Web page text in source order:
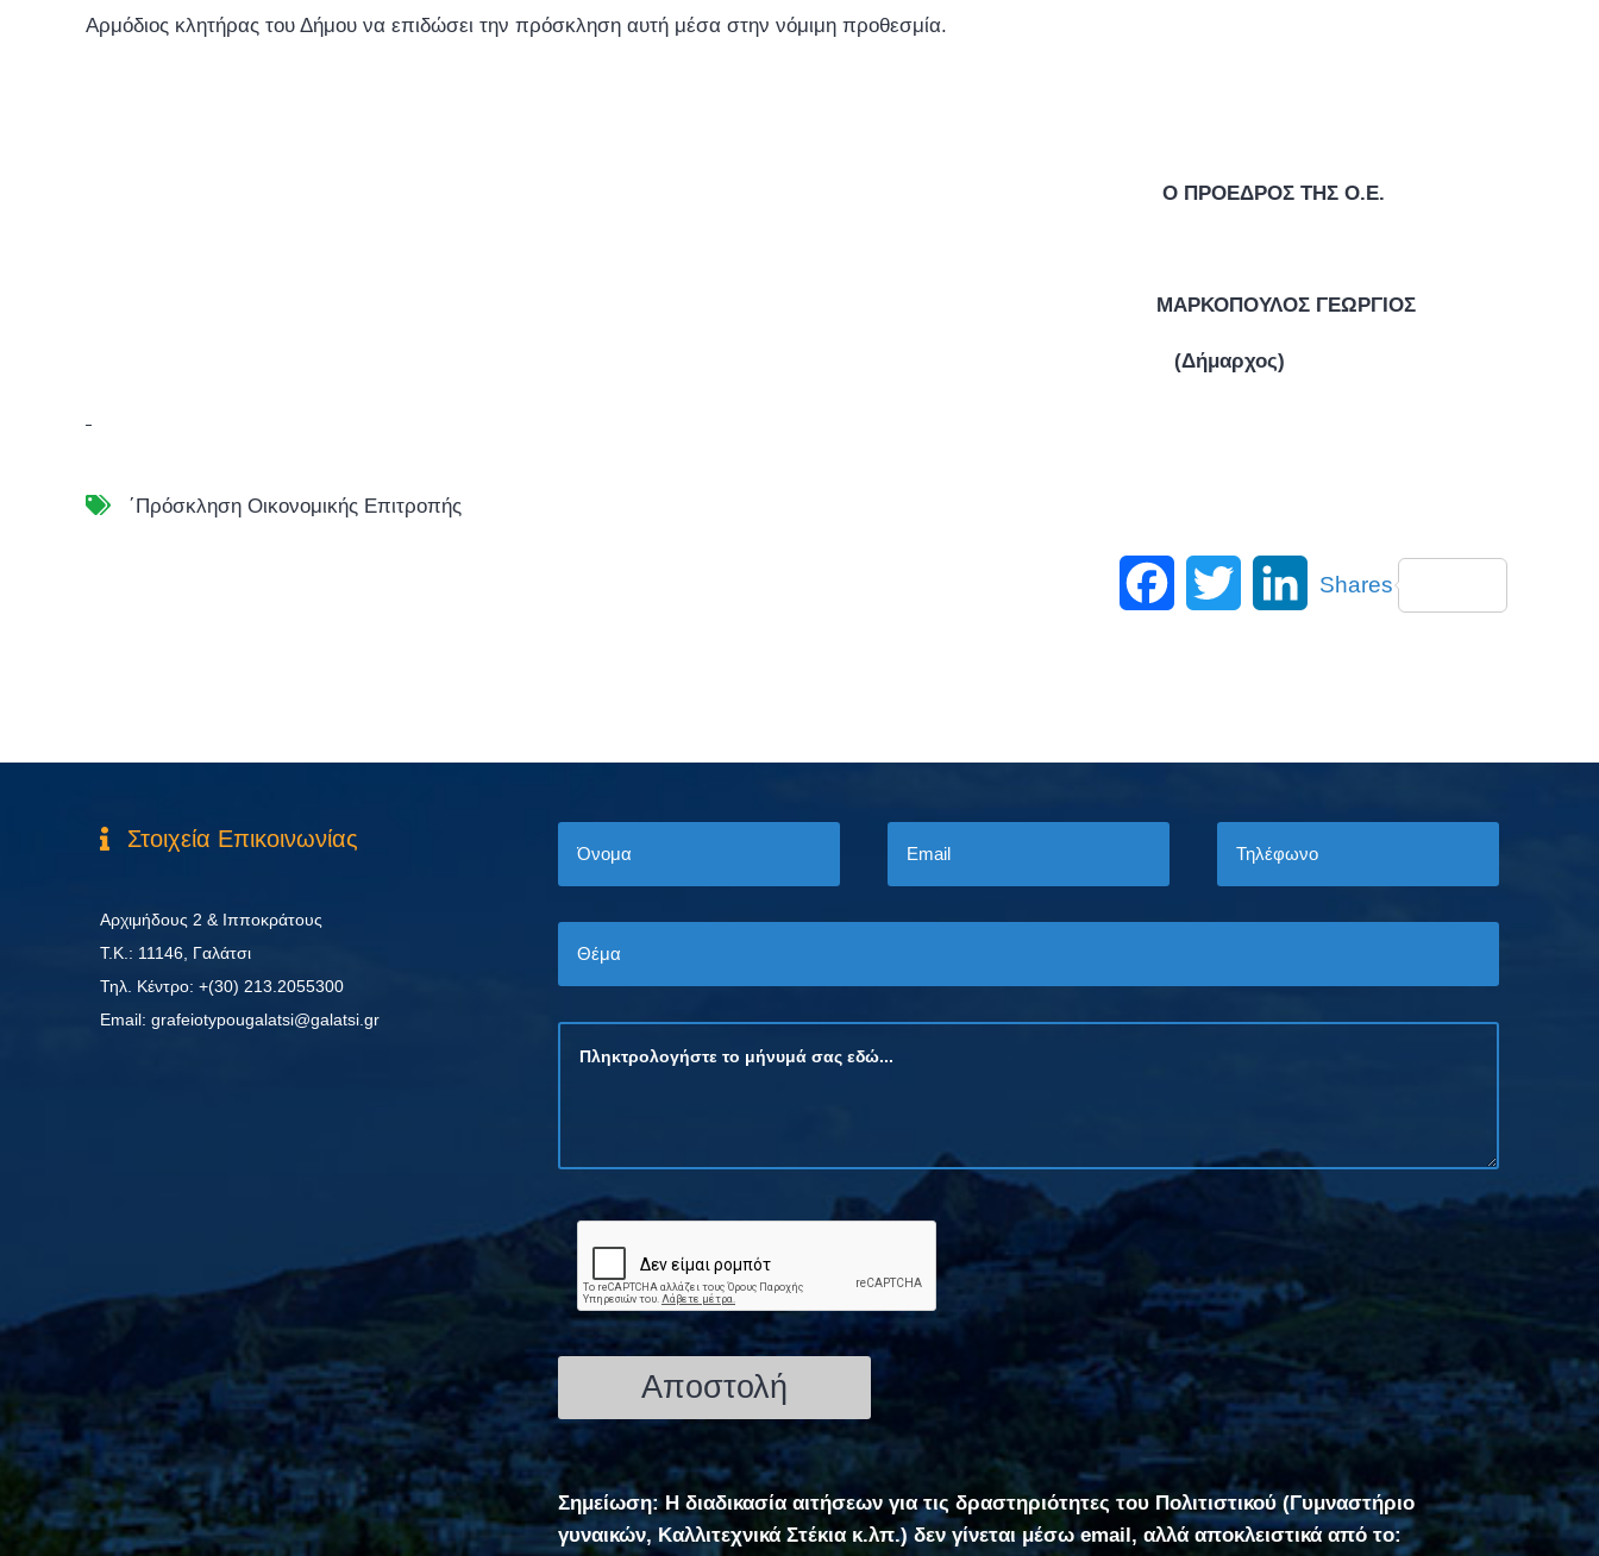
Αρμόδιος κλητήρας του Δήμου να επιδώσει την πρόσκληση αυτή μέσα στην νόμιμη προθεσμία.
Ο ΠΡΟΕΔΡΟΣ ΤΗΣ Ο.Ε.
ΜΑΡΚΟΠΟΥΛΟΣ ΓΕΩΡΓΙΟΣ
(Δήμαρχος)
΄Πρόσκληση Οικονομικής Επιτροπής
FacebookTwitter
Shares
Στοιχεία Επικοινωνίας
Αρχιμήδους 2 & Ιπποκράτους
Τ.Κ.: 11146, Γαλάτσι
Τηλ. Κέντρο: +(30) 213.2055300
Εmail: grafeiotypougalatsi@galatsi.gr
Σημείωση: Η διαδικασία αιτήσεων για τις δραστηριότητες του Πολιτιστικού (Γυμναστήριο
γυναικών, Καλλιτεχνικά Στέκια κ.λπ.) δεν γίνεται μέσω email, αλλά αποκλειστικά από το: